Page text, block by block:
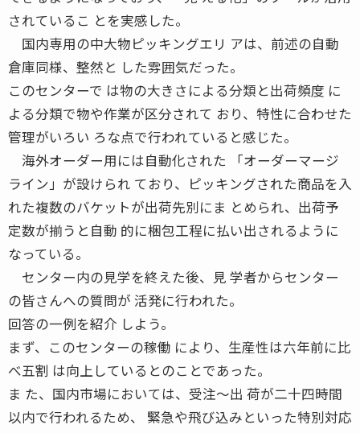
されているこ とを実感した。
国内専用の中大物ピッキングエリ アは、前述の自動
倉庫同様、整然と した雰囲気だった。
このセンターで は物の大きさによる分類と出荷頻度 に
よる分類で物や作業が区分されて おり、特性に合わせた
管理がいろい ろな点で行われていると感じた。
海外オーダー用には自動化された 「オーダーマージ
ライン」が設けられ ており、ピッキングされた商品を入
れた複数のバケットが出荷先別にま とめられ、出荷予
定数が揃うと自動 的に梱包工程に払い出されるように
なっている。
センター内の見学を終えた後、見 学者からセンター
の皆さんへの質問が 活発に行われた。
回答の一例を紹介 しよう。
まず、このセンターの稼働 により、生産性は六年前に比
べ五割 は向上しているとのことであった。
ま た、国内市場においては、受注〜出 荷が二十四時間
以内で行われるため、 緊急や飛び込みといった特別対応